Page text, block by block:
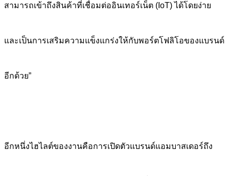
สามารถเข้าถึงสินค้าที่เชื่อมต่ออินเทอร์เน็ต (IoT) ได้โดยง่าย
และเป็นการเสริมความแข็งแกร่งให้กับพอร์ตโฟลิโอของแบรนด์
อีกด้วย”
อีกหนึ่งไฮไลต์ของงานคือการเปิดตัวแบรนด์แอมบาสเดอร์ถึง